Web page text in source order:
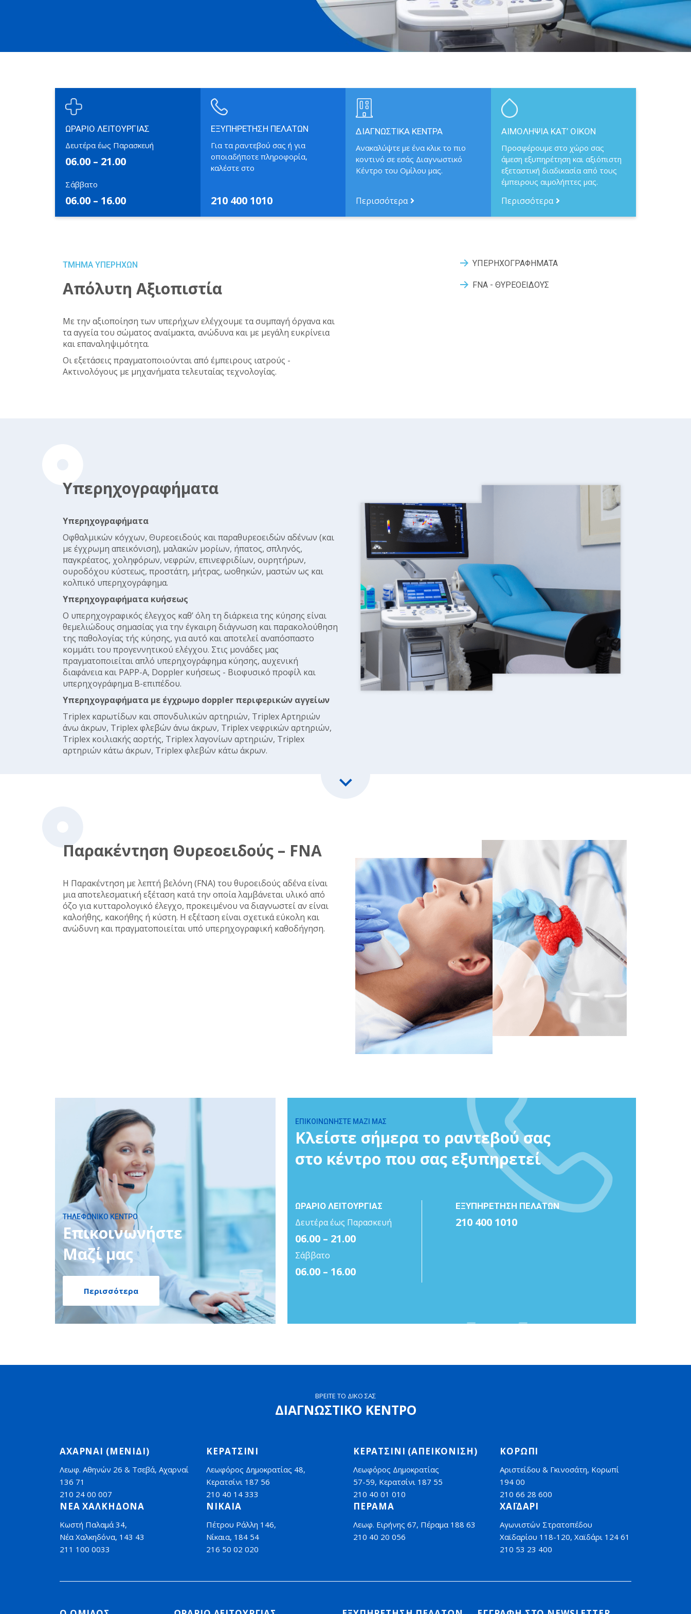
ΩΡΑΡΙΟ ΛΕΙΤΟΥΡΓΙΑΣ
Δευτέρα έως Παρασκευή
06.00 – 21.00
Σάββατο
06.00 – 16.00
ΕΞΥΠΗΡΕΤΗΣΗ ΠΕΛΑΤΩΝ
Για τα ραντεβού σας ή για
οποιαδήποτε πληροφορία,
καλέστε στο
210 400 1010
ΔΙΑΓΝΩΣΤΙΚΑ ΚΕΝΤΡΑ
Ανακαλύψτε με ένα κλικ το πιο
κοντινό σε εσάς Διαγνωστικό
Κέντρο του Ομίλου μας.
Περισσότερα
ΑΙΜΟΛΗΨΙΑ ΚΑΤ’ ΟΙΚΟΝ
Προσφέρουμε στο χώρο σας
άμεση εξυπηρέτηση και αξιόπιστη
εξεταστική διαδικασία από τους
έμπειρους αιμολήπτες μας.
Περισσότερα
ΤΜΗΜΑ ΥΠΕΡΗΧΩΝ
Απόλυτη Αξιοπιστία
Με την αξιοποίηση των υπερήχων ελέγχουμε τα συμπαγή όργανα και
τα αγγεία του σώματος αναίμακτα, ανώδυνα και με μεγάλη ευκρίνεια
και επαναληψιμότητα.
Οι εξετάσεις πραγματοποιούνται από έμπειρους ιατρούς -
Ακτινολόγους με μηχανήματα τελευταίας τεχνολογίας.
ΥΠΕΡΗΧΟΓΡΑΦΗΜΑΤΑ
FNA - ΘΥΡΕΟΕΙΔΟΥΣ
Υπερηχογραφήματα
Υπερηχογραφήματα
Οφθαλμικών κόγχων, Θυρεοειδούς και παραθυρεοειδών αδένων (και
με έγχρωμη απεικόνιση), μαλακών μορίων, ήπατος, σπληνός,
παγκρέατος, χοληφόρων, νεφρών, επινεφριδίων, ουρητήρων,
ουροδόχου κύστεως, προστάτη, μήτρας, ωοθηκών, μαστών ως και
κολπικό υπερηχογράφημα.
Υπερηχογραφήματα κυήσεως
Ο υπερηχογραφικός έλεγχος καθ’ όλη τη διάρκεια της κύησης είναι
θεμελιώδους σημασίας για την έγκαιρη διάγνωση και παρακολούθηση
της παθολογίας τής κύησης, για αυτό και αποτελεί αναπόσπαστο
κομμάτι του προγεννητικού ελέγχου. Στις μονάδες μας
πραγματοποιείται απλό υπερηχογράφημα κύησης, αυχενική
διαφάνεια και PAPP-A, Doppler κυήσεως - Βιοφυσικό προφίλ και
υπερηχογράφημα Β-επιπέδου.
Υπερηχογραφήματα με έγχρωμο doppler περιφερικών αγγείων
Triplex καρωτίδων και σπονδυλικών αρτηριών, Triplex Aρτηριών
άνω άκρων, Triplex φλεβών άνω άκρων, Triplex νεφρικών αρτηριών,
Triplex κοιλιακής αορτής, Triplex λαγονίων αρτηριών, Triplex
αρτηριών κάτω άκρων, Triplex φλεβών κάτω άκρων.
Παρακέντηση Θυρεοειδούς – FNA
Η Παρακέντηση με λεπτή βελόνη (FNA) του θυροειδούς αδένα είναι
μια αποτελεσματική εξέταση κατά την οποία λαμβάνεται υλικό από
όζο για κυτταρολογικό έλεγχο, προκειμένου να διαγνωστεί αν είναι
καλοήθης, κακοήθης ή κύστη. Η εξέταση είναι σχετικά εύκολη και
ανώδυνη και πραγματοποιείται υπό υπερηχογραφική καθοδήγηση.
ΤΗΛΕΦΩΝΙΚΟ ΚΕΝΤΡΟ
Επικοινωνήστε
Μαζί μας
Περισσότερα
ΕΠΙΚΟΙΝΩΝΗΣΤΕ ΜΑΖΙ ΜΑΣ
Κλείστε σήμερα το ραντεβού σας
στο κέντρο που σας εξυπηρετεί
ΩΡΑΡΙΟ ΛΕΙΤΟΥΡΓΙΑΣ
Δευτέρα έως Παρασκευή
06.00 – 21.00
Σάββατο
06.00 – 16.00
ΕΞΥΠΗΡΕΤΗΣΗ ΠΕΛΑΤΩΝ
210 400 1010
ΒΡΕΙΤΕ ΤΟ ΔΙΚΟ ΣΑΣ
ΔΙΑΓΝΩΣΤΙΚΟ ΚΕΝΤΡΟ
ΑΧΑΡΝΑΙ (ΜΕΝΙΔΙ)
Λεωφ. Αθηνών 26 & Τσεβά, Αχαρναί
136 71
210 24 00 007
ΚΕΡΑΤΣΙΝΙ
Λεωφόρος Δημοκρατίας 48,
Κερατσίνι 187 56
210 40 14 333
ΚΕΡΑΤΣΙΝΙ (ΑΠΕΙΚΟΝΙΣΗ)
Λεωφόρος Δημοκρατίας
57-59, Κερατσίνι 187 55
210 40 01 010
ΚΟΡΩΠΙ
Αριστείδου & Γκινοσάτη, Κορωπί
194 00
210 66 28 600
ΝΕΑ ΧΑΛΚΗΔΟΝΑ
Κωστή Παλαμά 34,
Νέα Χαλκηδόνα, 143 43
211 100 0033
ΝΙΚΑΙΑ
Πέτρου Ράλλη 146,
Νίκαια, 184 54
216 50 02 020
ΠΕΡΑΜΑ
Λεωφ. Ειρήνης 67, Πέραμα 188 63
210 40 20 056
ΧΑΪΔΑΡΙ
Αγωνιστών Στρατοπέδου
Χαϊδαρίου 118-120, Χαϊδάρι 124 61
210 53 23 400